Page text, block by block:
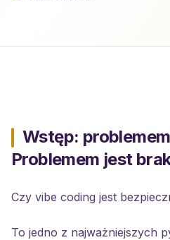
Wstęp:
Problemem jest
Czy vibe coding jest
To jedno z najważniejszych